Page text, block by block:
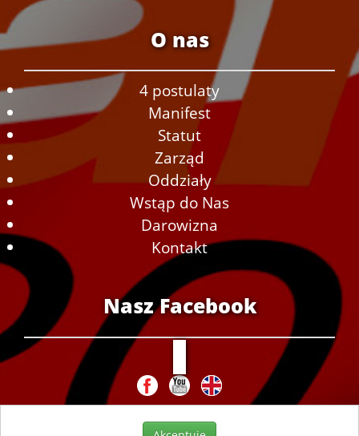
O nas
4 postulaty
Manifest
Statut
Zarząd
Oddziały
Wstąp do Nas
Darowizna
Kontakt
Nasz Facebook